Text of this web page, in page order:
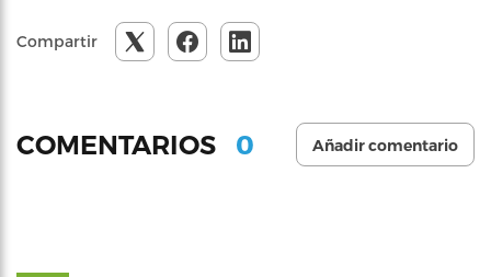
Compartir
COMENTARIOS 0 Añadir comentario